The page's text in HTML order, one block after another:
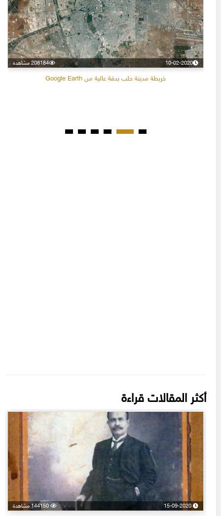
10-02-2020 208184 مشاهدة
خريطة مدينة حلب بدقة عالية من Google Earth
أكثر المقالات قراءة
15-09-2020 144150 مشاهدة